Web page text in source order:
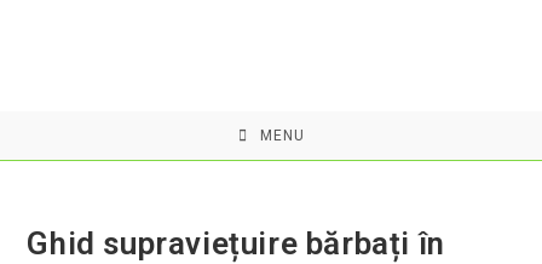
MENU
Ghid supraviețuire bărbați în